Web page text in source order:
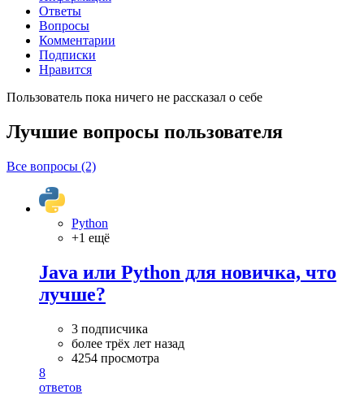
Ответы
Вопросы
Комментарии
Подписки
Нравится
Пользователь пока ничего не рассказал о себе
Лучшие вопросы пользователя
Все вопросы (2)
Python
+1 ещё
Java или Python для новичка, что
лучше?
3 подписчика
более трёх лет назад
4254 просмотра
8
ответов